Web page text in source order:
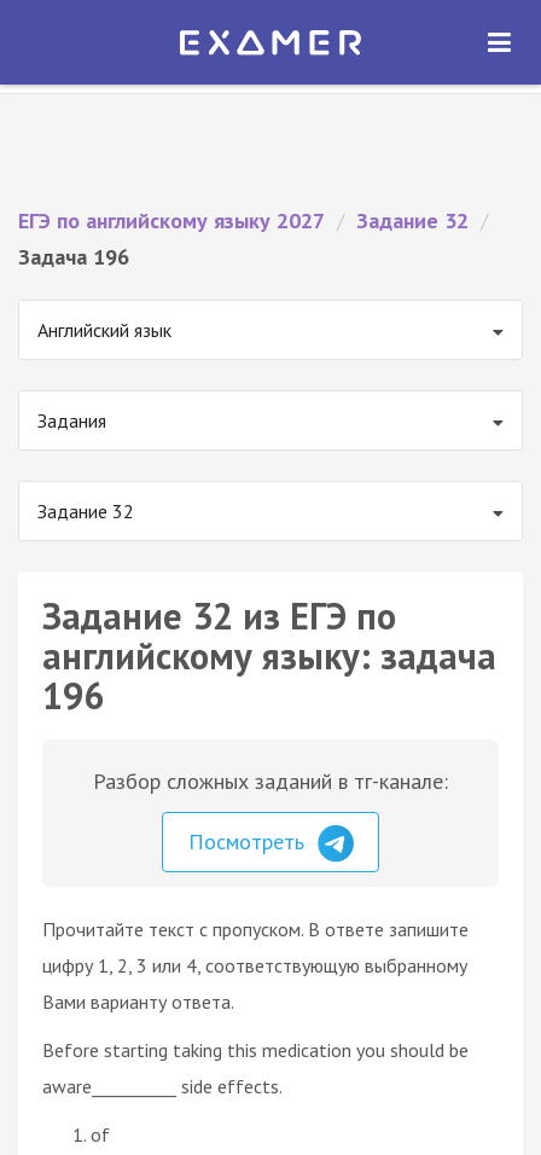
Экзамер — ЕГЭ 2027
ОТКРЫТЬ
ЕГЭ по английскому языку 2027 / Задание 32 /
Задача 196
Английский язык
Задания
Задание 32
Задание 32 из ЕГЭ по
английскому языку: задача
196
Разбор сложных заданий в тг-канале:
Посмотреть
Прочитайте текст с пропуском. В ответе запишите
цифру 1, 2, 3 или 4, соответствующую выбранному
Вами варианту ответа.
Before starting taking this medication you should be
aware__________ side effects.
of